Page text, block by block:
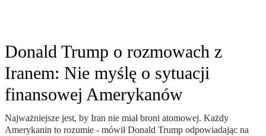
Donald Trump o rozmowach z
Iranem: Nie myślę o sytuacji
finansowej Amerykanów
Najważniejsze jest, by Iran nie miał broni atomowej. Każdy
Amerykanin to rozumie - mówił Donald Trump odpowiadając na